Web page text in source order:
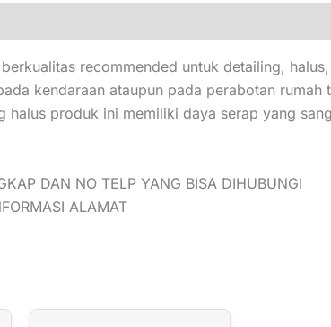
recommended untuk detailing,
kendaraan ataupun pada perabotan
halus produk ini memiliki daya serap yang
DAN NO TELP YANG BISA DIHUBUNGI
ALAMAT